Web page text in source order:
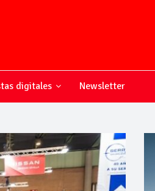
digitales Newsletter